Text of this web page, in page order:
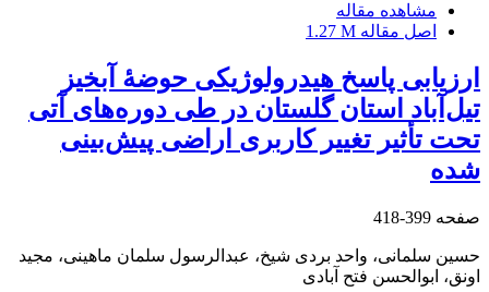
مشاهده مقاله
اصل مقاله 1.27 M
ارزیابی پاسخ هیدرولوژیکی حوضۀ آبخیز
تیل‌آباد استان گلستان در طی دوره‌های آتی
تحت تأثیر تغییر کاربری اراضی پیش‌بینی
شده
صفحه 399-418
حسین سلمانی، واحد بردی شیخ، عبدالرسول سلمان ماهینی، مجید
اونق، ابوالحسن فتح آبادی